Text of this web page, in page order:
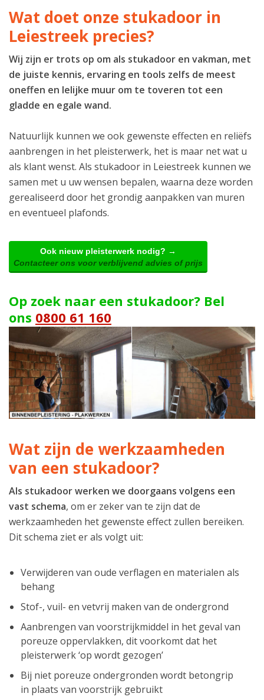
Wat doet onze stukadoor in
Leiestreek precies?
Wij zijn er trots op om als stukadoor en vakman, met
de juiste kennis, ervaring en tools zelfs de meest
oneffen en lelijke muur om te toveren tot een
gladde en egale wand.
Natuurlijk kunnen we ook gewenste effecten en reliëfs
aanbrengen in het pleisterwerk, het is maar net wat u
als klant wenst. Als stukadoor in Leiestreek kunnen we
samen met u uw wensen bepalen, waarna deze worden
gerealiseerd door het grondig aanpakken van muren
en eventueel plafonds.
Ook nieuw pleisterwerk nodig? →
Contacteer ons voor verblijvend advies of prijs
Op zoek naar een stukadoor? Bel
ons 0800 61 160
Wat zijn de werkzaamheden
van een stukadoor?
Als stukadoor werken we doorgaans volgens een
vast schema, om er zeker van te zijn dat de
werkzaamheden het gewenste effect zullen bereiken.
Dit schema ziet er als volgt uit:
Verwijderen van oude verflagen en materialen als
behang
Stof-, vuil- en vetvrij maken van de ondergrond
Aanbrengen van voorstrijkmiddel in het geval van
poreuze oppervlakken, dit voorkomt dat het
pleisterwerk ‘op wordt gezogen’
Bij niet poreuze ondergronden wordt betongrip
in plaats van voorstrijk gebruikt